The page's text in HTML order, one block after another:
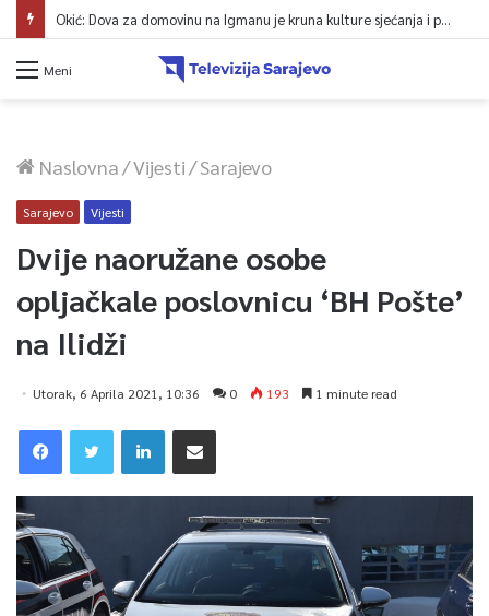
Okić: Dova za domovinu na Igmanu je kruna kulture sjećanja i poruka jedinstva
Meni
Naslovna/Vijesti/Sarajevo
Sarajevo Vijesti
Dvije naoružane osobe
opljačkale poslovnicu ‘BH Pošte’
na Ilidži
Utorak, 6 Aprila 2021, 10:36 0 193 1 minute read